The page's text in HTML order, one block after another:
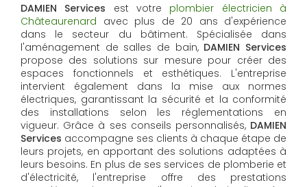
DAMIEN Services est votre plombier électricien à
Châteaurenard avec plus de 20 ans d'expérience
dans le secteur du bâtiment. Spécialisée dans
l'aménagement de salles de bain, DAMIEN Services
propose des solutions sur mesure pour créer des
espaces fonctionnels et esthétiques. L'entreprise
intervient également dans la mise aux normes
électriques, garantissant la sécurité et la conformité
des installations selon les réglementations en
vigueur. Grâce à ses conseils personnalisés, DAMIEN
Services accompagne ses clients à chaque étape de
leurs projets, en apportant des solutions adaptées à
leurs besoins. En plus de ses services de plomberie et
d'électricité, l'entreprise offre des prestations